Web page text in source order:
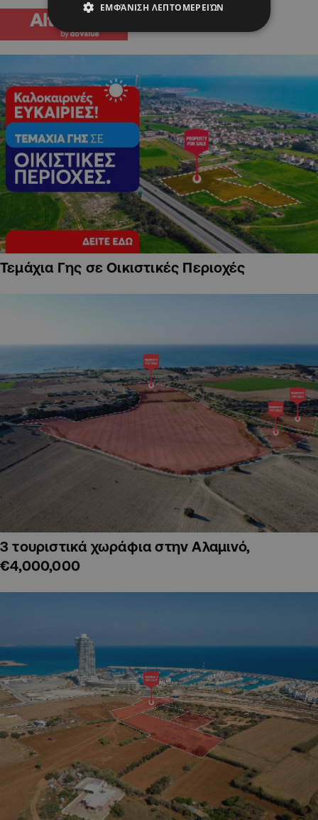
Τεμάχια Γης σε Οικιστικές Περιοχές
3 τουριστικά χωράφια στην Αλαμινό,
€4,000,000
ΕΜΦΆΝΙΣΗ ΛΕΠΤΟΜΕΡΕΙΏΝ